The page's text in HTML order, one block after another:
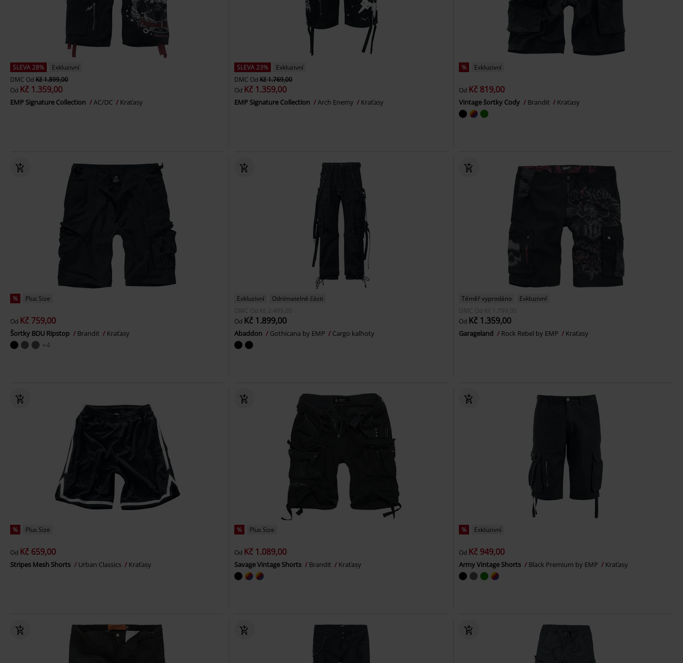
SLEVA 28%
Exkluzivní
DMC Od Kč 1.899,00
Od Kč 1.359,00
EMP Signature Collection AC/DC Kraťasy
SLEVA 23%
Exkluzivní
DMC OdKč 1.769,00
Od Kč 1.359,00
EMP Signature Collection Arch Enemy Kraťasy
% Exkluzivní
Od Kč 819,00
Vintage šortky Cody Brandit Kraťasy
% Plus Size
Od Kč 759,00
Šortky BDU Ripstop Brandit Kraťasy
+4
Exkluzivní
Odnímatelné části
DMC Od Kč 2.499,00
Od Kč 1.899,00
Abaddon Gothicana by EMP Cargo kalhoty
Téměř vyprodáno
Exkluzivní
DMC Od Kč 1.799,00
Od Kč 1.359,00
Garageland Rock Rebel by EMP Kraťasy
% Plus Size
Od Kč 659,00
Stripes Mesh Shorts Urban Classics Kraťasy
% Plus Size
Od Kč 1.089,00
Savage Vintage Shorts Brandit Kraťasy
% Exkluzivní
Od Kč 949,00
Army Vintage Shorts Black Premium by EMP Kraťasy